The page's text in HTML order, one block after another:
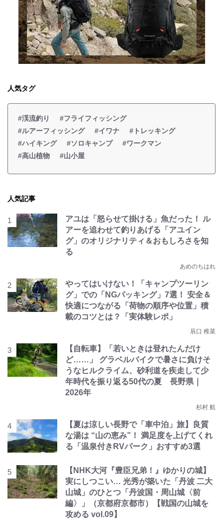
人気タグ
#渓流釣り
#フライフィッシング
#ルアーフィッシング
#イワナ
#トレッキング
#ハイキング
#ソロキャンプ
#ワークマン
#高山植物
#山小屋
人気記事
アユは「怒らせて掛ける」魚だった！ ル
アーを追わせて釣りあげる「アユイン
グ」のオリジナリティ＆おもしろさを知
る
あめのちはれ
やってはいけない！「キャンプツーリン
グ」での「NGパッキング」7選！ 安全＆
快適につながる「荷物の順序や位置」積
載のコツとは？「実体験レポ」
辰口 稚菜
【自転車】「若いときは登れたんだけ
ど……」 グラベルバイクで暑さに負けそ
うなヒルクライム、砂利道を疾走して少
年時代を振り返る50代の夏 長野県｜
2026年
杉村 航
【夏は涼しい長野で「車中泊」旅】良質
な湯は “山の恵み”！ 満足度を上げてくれ
る「温泉付きRVパーク」おすすめ3選
【NHK大河『豊臣兄弟！』ゆかりの城】
実にしつこい… 光秀が築いた「丹波 二大
山城」のひとつ「丹波国・周山城〈前
編〉」（京都府京都市）【戦国の山城を
攻める vol.09】